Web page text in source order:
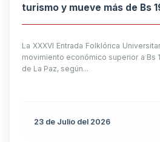
turismo y mueve más de Bs
La XXXVI Entrada Folklórica
movimiento económico superior a Bs
de La Paz, según...
23 de Julio del 2026